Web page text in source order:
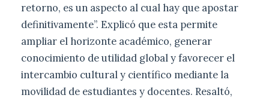
retorno, es un aspecto al cual hay que apostar
definitivamente”. Explicó que esta permite
ampliar el horizonte académico, generar
conocimiento de utilidad global y favorecer el
intercambio cultural y científico mediante la
movilidad de estudiantes y docentes. Resaltó,